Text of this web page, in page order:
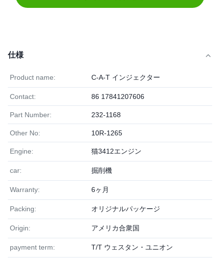
仕様
Product name: C-A-T インジェクター
Contact: 86 17841207606
Part Number: 232-1168
Other No: 10R-1265
Engine: 猫3412エンジン
car: 掘削機
Warranty: 6ヶ月
Packing: オリジナルパッケージ
Origin: アメリカ合衆国
payment term: T/T ウェスタン・ユニオン